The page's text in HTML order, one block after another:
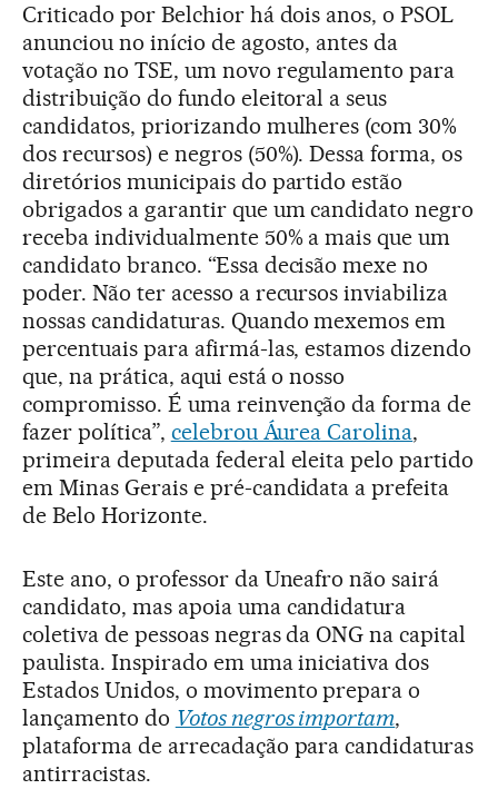
Criticado por Belchior há dois anos, o PSOL
anunciou no início de agosto, antes da
votação no TSE, um novo regulamento para
distribuição do fundo eleitoral a seus
candidatos, priorizando mulheres (com 30%
dos recursos) e negros (50%). Dessa forma, os
diretórios municipais do partido estão
obrigados a garantir que um candidato negro
receba individualmente 50% a mais que um
candidato branco. “Essa decisão mexe no
poder. Não ter acesso a recursos inviabiliza
nossas candidaturas. Quando mexemos em
percentuais para afirmá-las, estamos dizendo
que, na prática, aqui está o nosso
compromisso. É uma reinvenção da forma de
fazer política”, celebrou Áurea Carolina,
primeira deputada federal eleita pelo partido
em Minas Gerais e pré-candidata a prefeita
de Belo Horizonte.
Este ano, o professor da Uneafro não sairá
candidato, mas apoia uma candidatura
coletiva de pessoas negras da ONG na capital
paulista. Inspirado em uma iniciativa dos
Estados Unidos, o movimento prepara o
lançamento do Votos negros importam,
plataforma de arrecadação para candidaturas
antirracistas.